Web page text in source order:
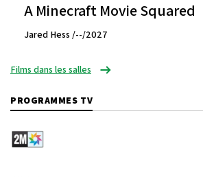
A Minecraft Movie Squared
Jared Hess /--/2027
Films dans les salles
PROGRAMMES TV